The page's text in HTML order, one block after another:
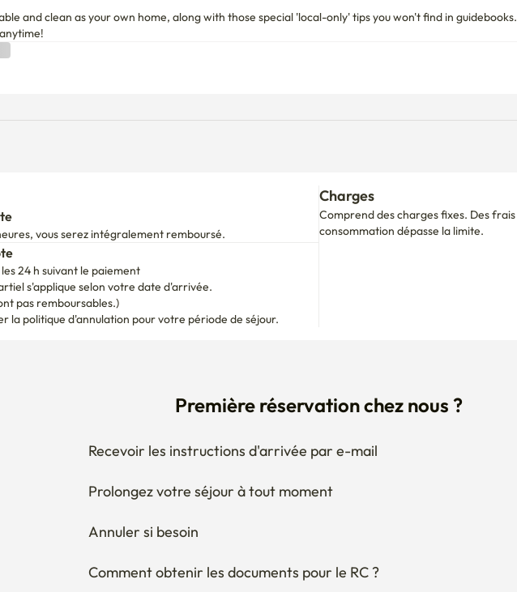
and clean as your own home, along with those special 'local-only' tips you won't find in guidebooks.
vous serez intégralement remboursé.
24 h suivant le paiement
s'applique selon votre date d'arrivée.
pas remboursables.)
la politique d'annulation pour votre période de séjour.
consommation dépasse la limite.
Recevoir les instructions d'arrivée par e-mail
Prolongez votre séjour à tout moment
Annuler si besoin
Comment obtenir les documents pour le RC ?
Posez une question à l'hôte